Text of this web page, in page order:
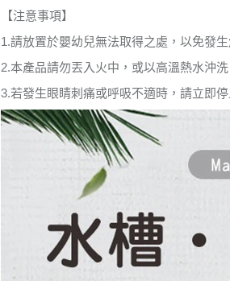
【注意事項】
1.請放置於嬰幼兒無法取得之處，以免發生
2.本產品請勿丟入火中，或以高溫熱水沖
3.若發生眼睛刺痛或呼吸不適時，請立即